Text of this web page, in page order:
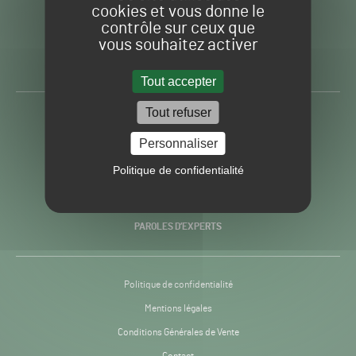
cookies et vous donne le
contrôle sur ceux que
vous souhaitez activer
Tout accepter
Tout refuser
Personnaliser
Politique de confidentialité
Gazon
Sport
H24
-
Toute l’info autour du
PRATIQUES
PAROLES D’EXPERTS
Politique de confidentialité
Mentions légales
Conditions Générales de Vente